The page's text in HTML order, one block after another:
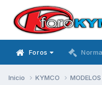
Foros
Inicio KYMCO